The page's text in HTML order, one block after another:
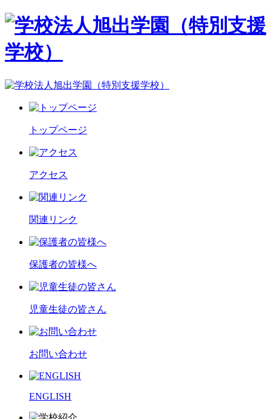
トップページ
アクセス
関連リンク
保護者の皆様へ
児童生徒の皆さん
お問い合わせ
ENGLISH